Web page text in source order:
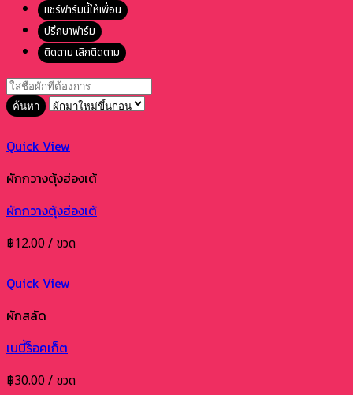
แชร์ฟาร์มนี้ให้เพื่อน
ปรึกษาฟาร์ม
ติดตาม เลิกติดตาม
Quick View
ผักกวางตุ้งฮ่องเต้
ผักกวางตุ้งฮ่องเต้
฿12.00/ ขวด
Quick View
ผักสลัด
เบบี้ร็อคเก็ต
฿30.00/ ขวด